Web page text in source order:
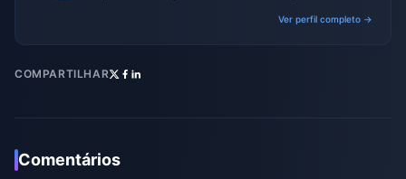
Ver perfil completo →
COMPARTILHAR
Comentários